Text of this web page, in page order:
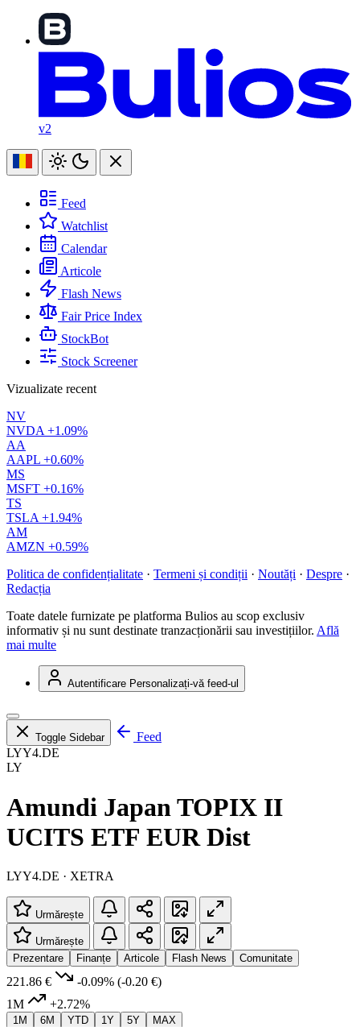
v2
Feed
Watchlist
Calendar
Articole
Flash News
Fair Price Index
StockBot
Stock Screener
Vizualizate recent
NV
NVDA +1.09%
AA
AAPL +0.60%
MS
MSFT +0.16%
TS
TSLA +1.94%
AM
AMZN +0.59%
Politica de confidențialitate · Termeni și condiții · Noutăți · Despre ·
Redacția
Toate datele furnizate pe platforma Bulios au scop exclusiv
informativ și nu sunt destinate tranzacționării sau investițiilor. Află
mai multe
Autentificare Personalizați-vă feed-ul
Toggle Sidebar
Feed
LYY4.DE
LY
Amundi Japan TOPIX II
UCITS ETF EUR Dist
LYY4.DE · XETRA
Urmărește
Urmărește
Prezentare
Finanțe Articole Flash News Comunitate
221.86 € -0.09% (-0.20 €)
1M
+2.72%
1M 6M YTD 1Y 5Y MAX